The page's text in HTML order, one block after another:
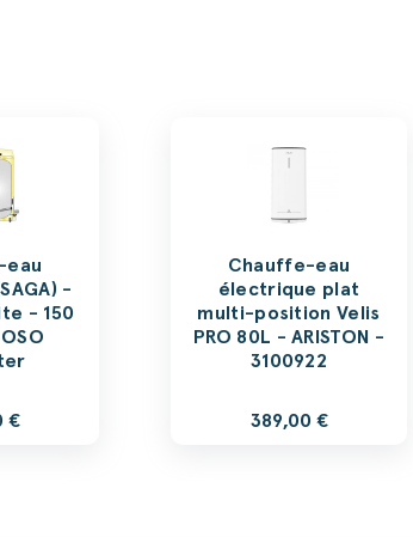
eau
-
- 150
€
Chauffe-eau
électrique plat
multi-position Velis
PRO 80L - ARISTON -
3100922
389,00 €